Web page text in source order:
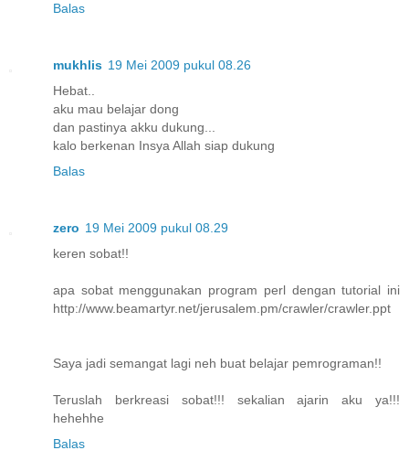
Balas
mukhlis 19 Mei 2009 pukul 08.26
Hebat..
aku mau belajar dong
dan pastinya akku dukung...
kalo berkenan Insya Allah siap dukung
Balas
zero 19 Mei 2009 pukul 08.29
keren sobat!!
apa sobat menggunakan program perl dengan tutorial ini
http://www.beamartyr.net/jerusalem.pm/crawler/crawler.ppt
Saya jadi semangat lagi neh buat belajar pemrograman!!
Teruslah berkreasi sobat!!! sekalian ajarin aku ya!!!
hehehhe
Balas